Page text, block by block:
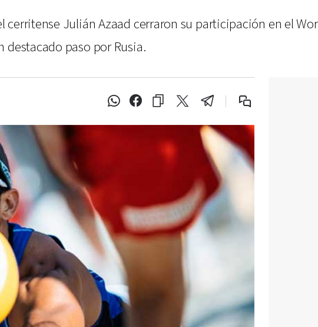
cerritense Julián Azaad cerraron su participación en el
destacado paso por Rusia.